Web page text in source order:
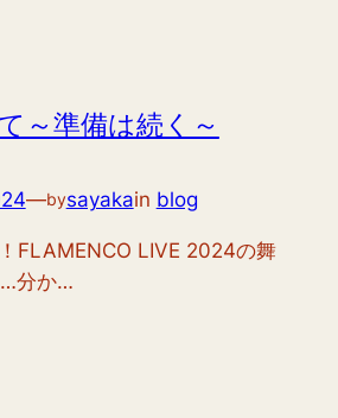
～準備は続く～
—bysayakain blog
FLAMENCO LIVE 2024の舞
…分か…